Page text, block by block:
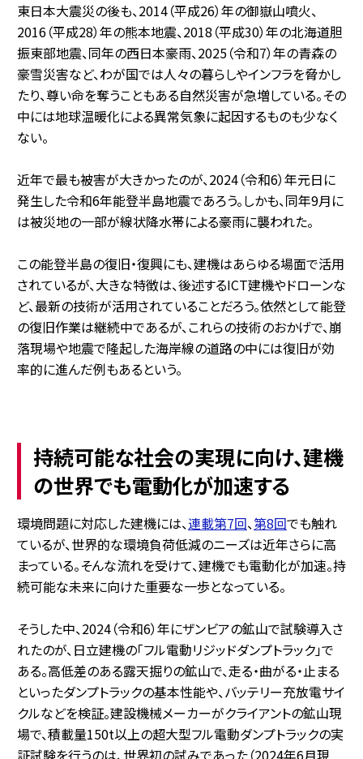
東日本大震災の後も、2014（平成26）年の御嶽山噴火、
2016（平成28）年の熊本地震、2018（平成30）年の北海道胆
振東部地震、同年の西日本豪雨、2025（令和7）年の青森の
豪雪災害など、わが国では人々の暮らしやインフラを脅かし
たり、尊い命を奪うこともある自然災害が急増している。その
中には地球温暖化による異常気象に起因するものも少なく
ない。
近年で最も被害が大きかったのが、2024（令和6）年元日に
発生した令和6年能登半島地震であろう。しかも、同年9月に
は被災地の一部が線状降水帯による豪雨に襲われた。
この能登半島の復旧・復興にも、建機はあらゆる場面で活用
されているが、大きな特徴は、後述するICT建機やドローンな
ど、最新の技術が活用されていることだろう。依然として能登
の復旧作業は継続中であるが、これらの技術のおかげで、崩
落現場や地震で隆起した海岸線の道路の中には復旧が効
率的に進んだ例もあるという。
持続可能な社会の実現に向け、建機
の世界でも電動化が加速する
環境問題に対応した建機には、連載第7回、第8回でも触れ
ているが、世界的な環境負荷低減のニーズは近年さらに高
まっている。そんな流れを受けて、建機でも電動化が加速。持
続可能な未来に向けた重要な一歩となっている。
そうした中、2024（令和6）年にザンビアの鉱山で試験導入さ
れたのが、日立建機の「フル電動リジッドダンプトラック」で
ある。高低差のある露天掘りの鉱山で、走る・曲がる・止まる
といったダンプトラックの基本性能や、バッテリー充放電サイ
クルなどを検証。建設機械メーカーがクライアントの鉱山現
場で、積載量150t以上の超大型フル電動ダンプトラックの実
証試験を行うのは、世界初の試みであった（2024年6月現